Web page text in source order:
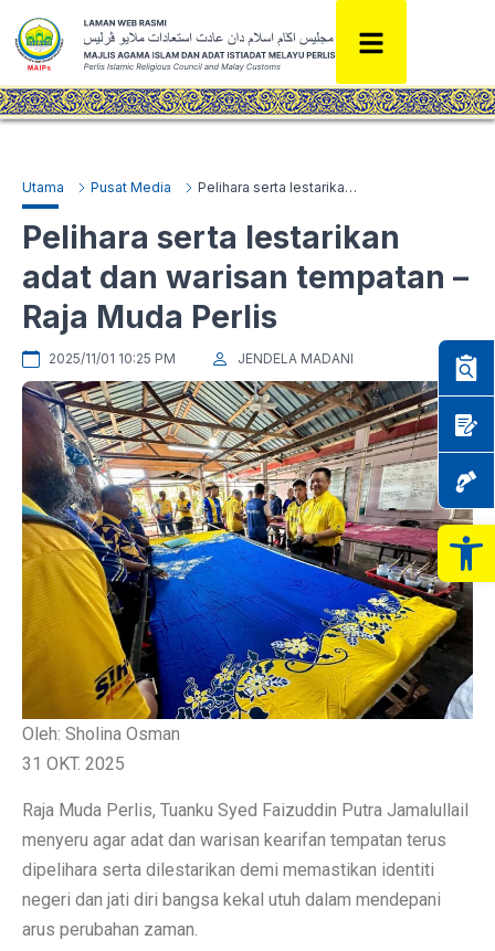
Utama Pusat Media Pelihara serta lestarikan adat dan warisan tempatan – Raja Muda Perlis
Pelihara serta lestarikan
adat dan warisan tempatan –
Raja Muda Perlis
2025/11/01 10:25 PM JENDELA MADANI
Oleh: Sholina Osman
31 OKT. 2025
Raja Muda Perlis, Tuanku Syed Faizuddin Putra Jamalullail
menyeru agar adat dan warisan kearifan tempatan terus
dipelihara serta dilestarikan demi memastikan identiti
negeri dan jati diri bangsa kekal utuh dalam mendepani
arus perubahan zaman.